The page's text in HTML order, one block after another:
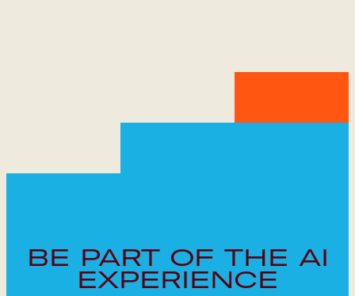
BE PART OF THE AI
EXPERIENCE